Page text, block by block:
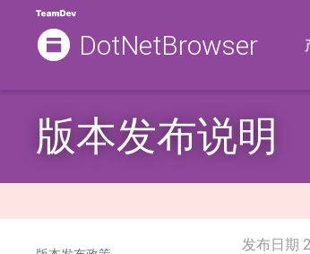
DotNetBrowser
版本发布说明
发布日期